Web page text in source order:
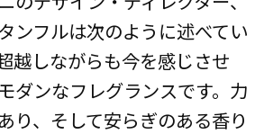
ンフルは次のように述べてい
越しながらも今を感じさせ
ダンなフレグランスです。力
り、そして安らぎのある香り